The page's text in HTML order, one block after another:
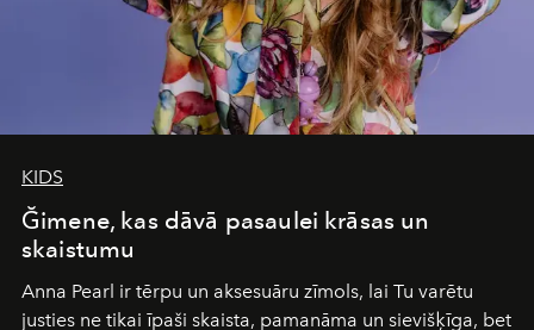
KIDS
Ğimene, kas dāvā pasaulei krāsas un
skaistumu
Anna Pearl ir tērpu un aksesuāru zīmols, lai Tu varētu
justies ne tikai īpaši skaista, pamanāma un sievišķīga, bet